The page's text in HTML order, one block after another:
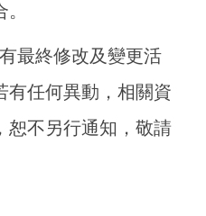
最終修改及變更活
有任何異動，相關資
恕不另行通知，敬請